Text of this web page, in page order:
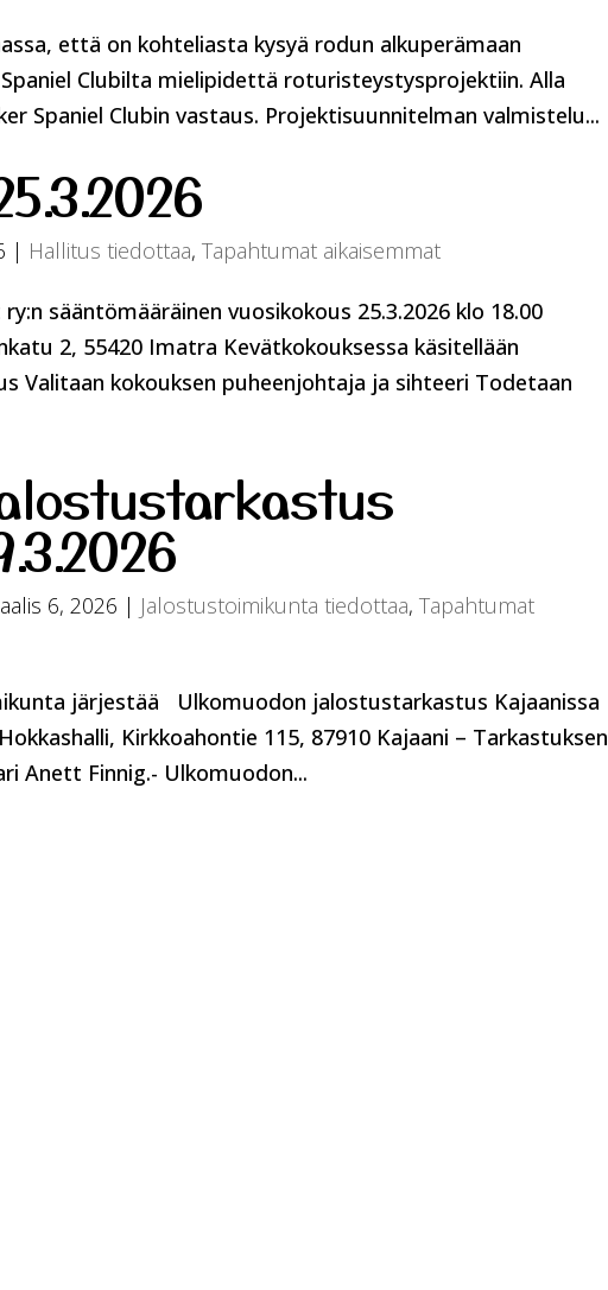
että on kohteliasta kysyä rodun alkuperämaan
Clubilta mielipidettä roturisteystysprojektiin. Alla
Spaniel Clubin vastaus. Projektisuunnitelman valmistelu...
| Hallitus tiedottaa,Tapahtumat aikaisemmat
sääntömääräinen vuosikokous 25.3.2026 klo 18.00
2, 55420 Imatra Kevätkokouksessa käsitellään
Valitaan kokouksen puheenjohtaja ja sihteeri Todetaan
6, 2026 | Jalostustoimikunta tiedottaa,Tapahtumat
järjestää Ulkomuodon jalostustarkastus Kajaanissa
Kirkkoahontie 115, 87910 Kajaani – Tarkastuksen
Anett Finnig.- Ulkomuodon...